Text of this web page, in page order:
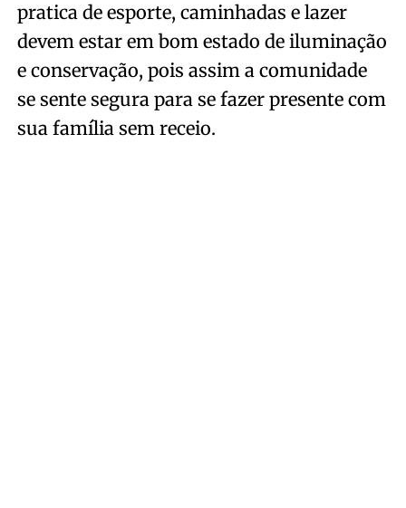
pratica de esporte, caminhadas e lazer
devem estar em bom estado de iluminação
e conservação, pois assim a comunidade
se sente segura para se fazer presente com
sua família sem receio.